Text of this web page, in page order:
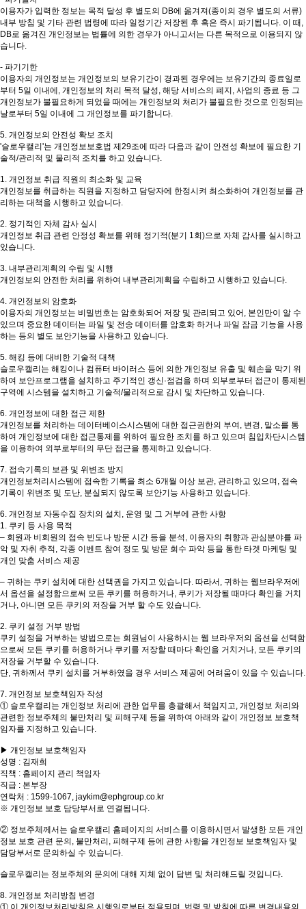
이용자가 입력한 정보는 목적 달성 후 별도의 DB에 옮겨져(종이의 경우 별도의 서류)
내부 방침 및 기타 관련 법령에 따라 일정기간 저장된 후 혹은 즉시 파기됩니다. 이 때,
DB로 옮겨진 개인정보는 법률에 의한 경우가 아니고서는 다른 목적으로 이용되지 않
습니다.
- 파기기한
이용자의 개인정보는 개인정보의 보유기간이 경과된 경우에는 보유기간의 종료일로
부터 5일 이내에, 개인정보의 처리 목적 달성, 해당 서비스의 폐지, 사업의 종료 등 그
개인정보가 불필요하게 되었을 때에는 개인정보의 처리가 불필요한 것으로 인정되는
날로부터 5일 이내에 그 개인정보를 파기합니다.
5. 개인정보의 안전성 확보 조치
'슬로우캘리'는 개인정보보호법 제29조에 따라 다음과 같이 안전성 확보에 필요한 기
술적/관리적 및 물리적 조치를 하고 있습니다.
1. 개인정보 취급 직원의 최소화 및 교육
개인정보를 취급하는 직원을 지정하고 담당자에 한정시켜 최소화하여 개인정보를 관
리하는 대책을 시행하고 있습니다.
2. 정기적인 자체 감사 실시
개인정보 취급 관련 안정성 확보를 위해 정기적(분기 1회)으로 자체 감사를 실시하고
있습니다.
3. 내부관리계획의 수립 및 시행
개인정보의 안전한 처리를 위하여 내부관리계획을 수립하고 시행하고 있습니다.
4. 개인정보의 암호화
이용자의 개인정보는 비밀번호는 암호화되어 저장 및 관리되고 있어, 본인만이 알 수
있으며 중요한 데이터는 파일 및 전송 데이터를 암호화 하거나 파일 잠금 기능을 사용
하는 등의 별도 보안기능을 사용하고 있습니다.
5. 해킹 등에 대비한 기술적 대책
슬로우캘리는 해킹이나 컴퓨터 바이러스 등에 의한 개인정보 유출 및 훼손을 막기 위
하여 보안프로그램을 설치하고 주기적인 갱신·점검을 하며 외부로부터 접근이 통제된
구역에 시스템을 설치하고 기술적/물리적으로 감시 및 차단하고 있습니다.
6. 개인정보에 대한 접근 제한
개인정보를 처리하는 데이터베이스시스템에 대한 접근권한의 부여, 변경, 말소를 통
하여 개인정보에 대한 접근통제를 위하여 필요한 조치를 하고 있으며 침입차단시스템
을 이용하여 외부로부터의 무단 접근을 통제하고 있습니다.
7. 접속기록의 보관 및 위변조 방지
개인정보처리시스템에 접속한 기록을 최소 6개월 이상 보관, 관리하고 있으며, 접속
기록이 위변조 및 도난, 분실되지 않도록 보안기능 사용하고 있습니다.
6. 개인정보 자동수집 장치의 설치, 운영 및 그 거부에 관한 사항
1. 쿠키 등 사용 목적
– 회원과 비회원의 접속 빈도나 방문 시간 등을 분석, 이용자의 취향과 관심분야를 파
악 및 자취 추적, 각종 이벤트 참여 정도 및 방문 회수 파악 등을 통한 타겟 마케팅 및
개인 맞춤 서비스 제공
– 귀하는 쿠키 설치에 대한 선택권을 가지고 있습니다. 따라서, 귀하는 웹브라우저에
서 옵션을 설정함으로써 모든 쿠키를 허용하거나, 쿠키가 저장될 때마다 확인을 거치
거나, 아니면 모든 쿠키의 저장을 거부 할 수도 있습니다.
2. 쿠키 설정 거부 방법
쿠키 설정을 거부하는 방법으로는 회원님이 사용하시는 웹 브라우저의 옵션을 선택함
으로써 모든 쿠키를 허용하거나 쿠키를 저장할 때마다 확인을 거치거나, 모든 쿠키의
저장을 거부할 수 있습니다.
단, 귀하께서 쿠키 설치를 거부하였을 경우 서비스 제공에 어려움이 있을 수 있습니다.
7. 개인정보 보호책임자 작성
① 슬로우캘리는 개인정보 처리에 관한 업무를 총괄해서 책임지고, 개인정보 처리와
관련한 정보주체의 불만처리 및 피해구제 등을 위하여 아래와 같이 개인정보 보호책
임자를 지정하고 있습니다.
▶ 개인정보 보호책임자
성명 : 김재희
직책 : 홈페이지 관리 책임자
직급 : 본부장
연락처 : 1599-1067, jaykim@ephgroup.co.kr
※ 개인정보 보호 담당부서로 연결됩니다.
② 정보주체께서는 슬로우캘리 홈페이지의 서비스를 이용하시면서 발생한 모든 개인
정보 보호 관련 문의, 불만처리, 피해구제 등에 관한 사항을 개인정보 보호책임자 및
담당부서로 문의하실 수 있습니다.
슬로우캘리는 정보주체의 문의에 대해 지체 없이 답변 및 처리해드릴 것입니다.
8. 개인정보 처리방침 변경
① 이 개인정보처리방침은 시행일로부터 적용되며, 법령 및 방침에 따른 변경내용의